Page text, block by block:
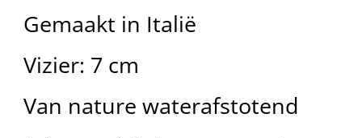
Gemaakt in Italië
Vizier: 7 cm
Van nature waterafstotend